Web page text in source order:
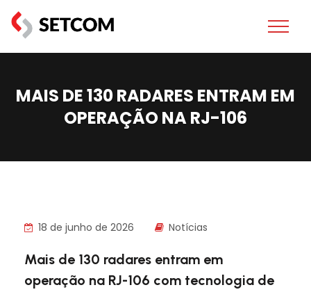
MAIS DE 130 RADARES ENTRAM EM
OPERAÇÃO NA RJ-106
18 de junho de 2026 Notícias
Mais de 130 radares entram em
operação na RJ-106 com tecnologia de